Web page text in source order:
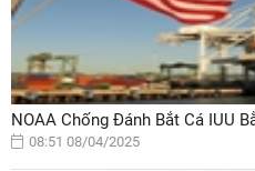
NOAA Chống Đánh Bắt Cá IUU
08:51 08/04/2025